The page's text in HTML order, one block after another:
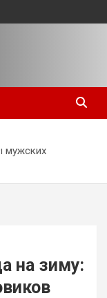
мужских
на зиму: